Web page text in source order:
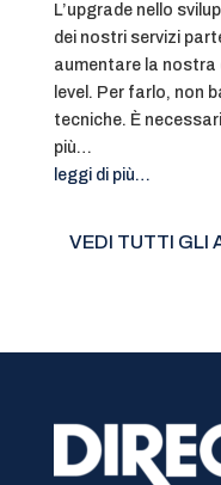
L’upgrade nello
dei nostri servizi
aumentare la
level. Per farlo, non
tecniche. È
più…
leggi di più…
VEDI TUTTI GLI